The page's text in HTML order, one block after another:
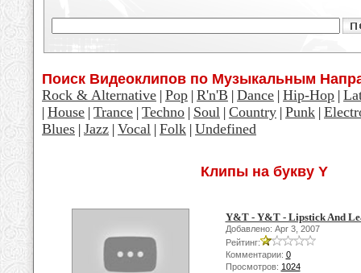
Поиск Видеоклипов по Музыкальным
Rock & Alternative | Pop | R'n'B | Dance | Hip-Hop |
| House | Trance | Techno | Soul | Country | Punk |
Blues | Jazz | Vocal | Folk | Undefined
Клипы на букву Y
Y&T - Y&T - Lipstick And
Добавлено: Apr 3, 2007
Рейтинг:
Комментарии: 0
Просмотров: 1024